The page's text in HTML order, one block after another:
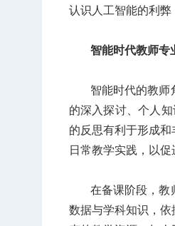
认识人工智能的利弊
智能时代教师专
智能时代的教
的深入探讨、个人
的反思有利于形成
日常教学实践，以促
在备课阶段，教
数据与学科知识，